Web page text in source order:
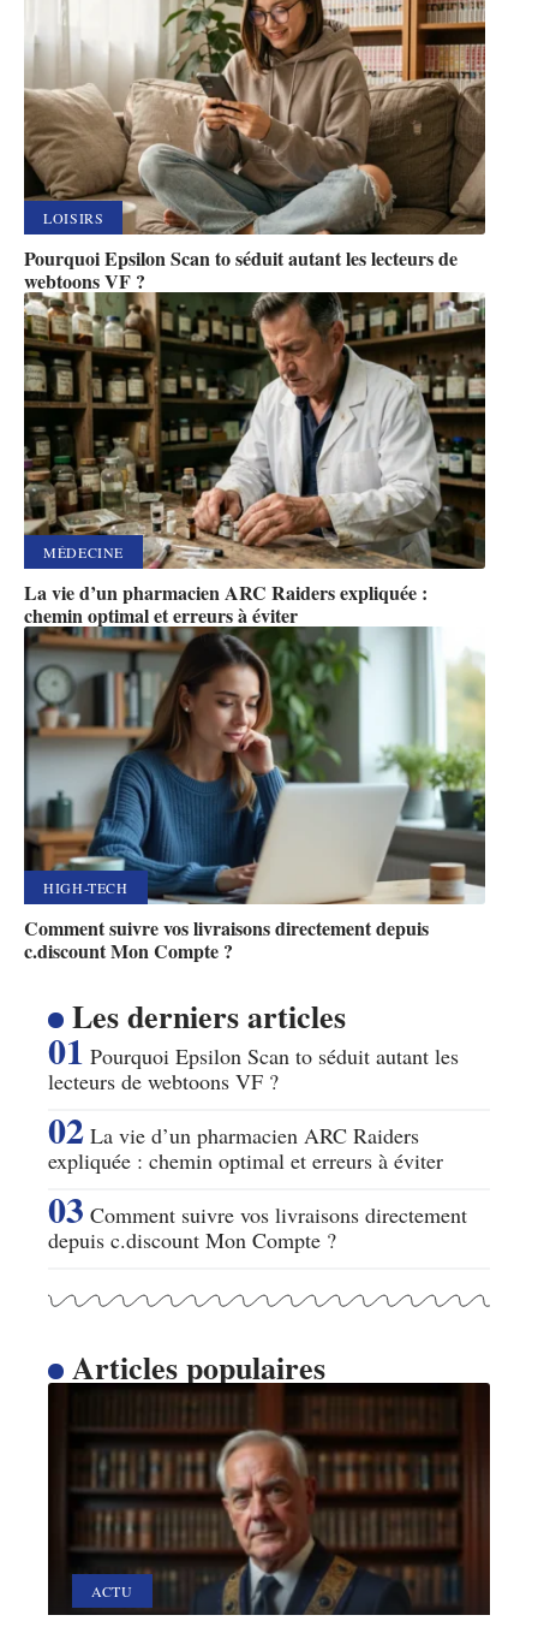
LOISIRS
Pourquoi Epsilon Scan to séduit autant les lecteurs de
webtoons VF ?
MÉDECINE
La vie d’un pharmacien ARC Raiders expliquée :
chemin optimal et erreurs à éviter
HIGH-TECH
Comment suivre vos livraisons directement depuis
c.discount Mon Compte ?
Les derniers articles
Pourquoi Epsilon Scan to séduit autant les
lecteurs de webtoons VF ?
La vie d’un pharmacien ARC Raiders
expliquée : chemin optimal et erreurs à éviter
Comment suivre vos livraisons directement
depuis c.discount Mon Compte ?
Articles populaires
ACTU